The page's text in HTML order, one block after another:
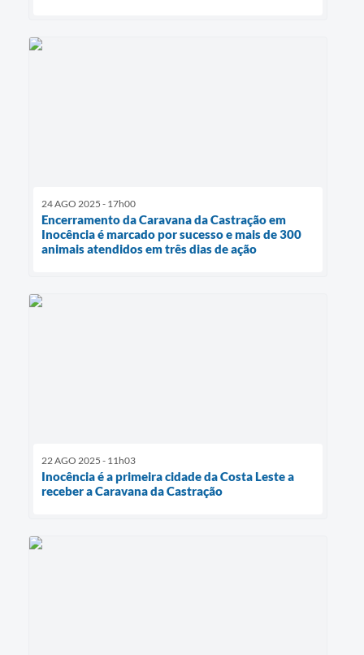
24 AGO 2025 - 17h00
Encerramento da Caravana da Castração em
Inocência é marcado por sucesso e mais de 300
animais atendidos em três dias de ação
22 AGO 2025 - 11h03
Inocência é a primeira cidade da Costa Leste a
receber a Caravana da Castração